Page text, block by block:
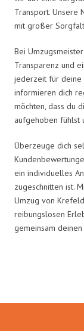
Transport. Unsere
mit großer
Bei
Transparenz und
jederzeit für deine
informieren dich
möchten, dass du
aufgehoben fühlst
Überzeuge dich
ein individuelles
zugeschnitten ist.
Umzug von
reibungslosen
gemeinsam